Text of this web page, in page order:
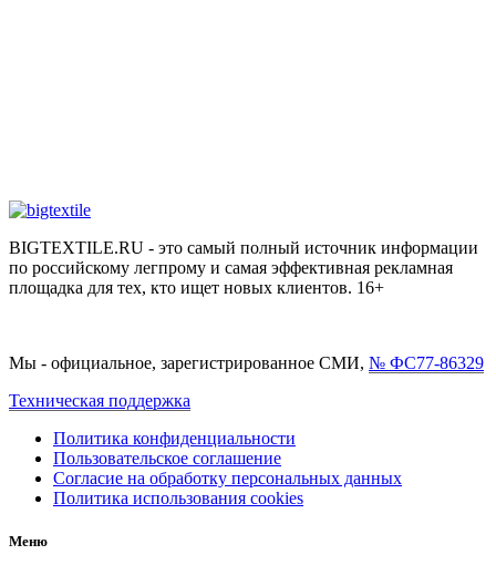
BIGTEXTILE.RU - это самый полный источник информации
по российскому легпрому и самая эффективная рекламная
площадка для тех, кто ищет новых клиентов. 16+
Мы - официальное, зарегистрированное СМИ, № ФС77-86329
Техническая поддержка
Политика конфиденциальности
Пользовательское соглашение
Согласие на обработку персональных данных
Политика использования cookies
Меню